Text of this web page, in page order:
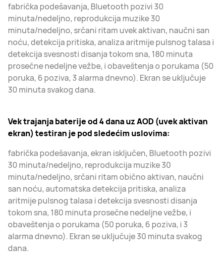
fabrička podešavanja, Bluetooth pozivi 30
minuta/nedeljno, reprodukcija muzike 30
minuta/nedeljno, srčani ritam uvek aktivan, naučni san
noću, detekcija pritiska, analiza aritmije pulsnog talasa i
detekcija svesnosti disanja tokom sna, 180 minuta
prosečne nedeljne vežbe, i obaveštenja o porukama (50
poruka, 6 poziva, 3 alarma dnevno). Ekran se uključuje
30 minuta svakog dana.
Vek trajanja baterije od 4 dana uz AOD (uvek aktivan
ekran) testiran je pod sledećim uslovima:
fabrička podešavanja, ekran isključen, Bluetooth pozivi
30 minuta/nedeljno, reprodukcija muzike 30
minuta/nedeljno, srčani ritam obično aktivan, naučni
san noću, automatska detekcija pritiska, analiza
aritmije pulsnog talasa i detekcija svesnosti disanja
tokom sna, 180 minuta prosečne nedeljne vežbe, i
obaveštenja o porukama (50 poruka, 6 poziva, i 3
alarma dnevno). Ekran se uključuje 30 minuta svakog
dana.